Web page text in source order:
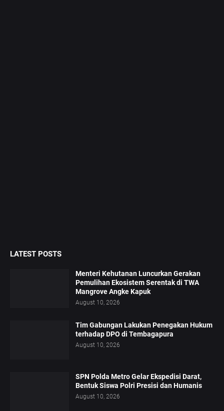
LATEST POSTS
Menteri Kehutanan Luncurkan Gerakan
Pemulihan Ekosistem Serentak di TWA
Mangrove Angke Kapuk
August 10, 2026
Tim Gabungan Lakukan Penegakan Hukum
terhadap DPO di Tembagapura
August 10, 2026
SPN Polda Metro Gelar Ekspedisi Darat,
Bentuk Siswa Polri Presisi dan Humanis
August 10, 2026